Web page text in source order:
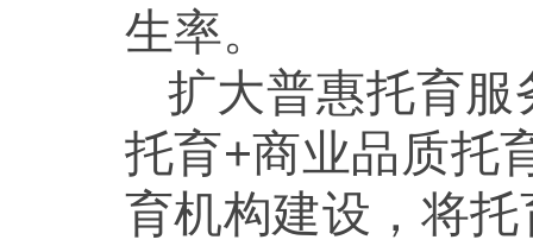
生率。
扩大普惠托育服
托育+商业品质托
育机构建设，将